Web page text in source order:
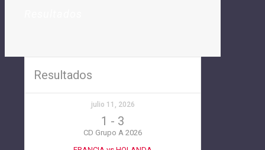
Resultados
julio 11, 2026
1 - 3
CD Grupo A 2026